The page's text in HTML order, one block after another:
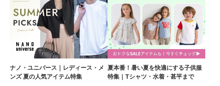
ナノ・ユニバース｜レディース・メ
ンズ 夏の人気アイテム特集
夏本番！暑い夏を快適にする子供服
特集｜Tシャツ・水着・甚平まで